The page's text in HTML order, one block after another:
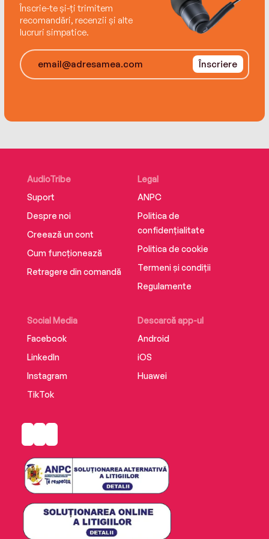
Înscrie-te și-ți trimitem
recomandări, recenzii și alte
lucruri simpatice.
Înscriere
AudioTribe
Suport
Despre noi
Creează un cont
Cum funcționează
Retragere din comandă
Social Media
Facebook
LinkedIn
Instagram
TikTok
Descarcă app-ul
Android
iOS
Huawei
Legal
ANPC
Politica de
confidențialitate
Politica de cookie
Termeni și condiții
Regulamente